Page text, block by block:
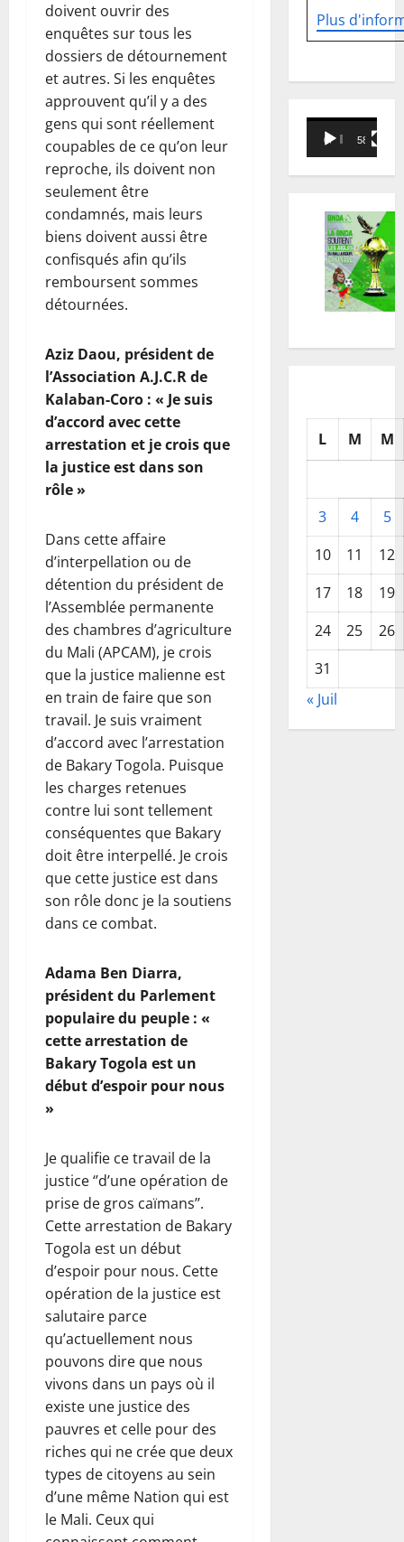
doivent ouvrir des
enquêtes sur tous les
dossiers de détournement
et autres. Si les enquêtes
approuvent qu’il y a des
gens qui sont réellement
coupables de ce qu’on leur
reproche, ils doivent non
seulement être
condamnés, mais leurs
biens doivent aussi être
confisqués afin qu’ils
remboursent sommes
détournées.
Aziz Daou, président de
l’Association A.J.C.R de
Kalaban-Coro : « Je suis
d’accord avec cette
arrestation et je crois que
la justice est dans son
rôle »
Dans cette affaire
d’interpellation ou de
détention du président de
l’Assemblée permanente
des chambres d’agriculture
du Mali (APCAM), je crois
que la justice malienne est
en train de faire que son
travail. Je suis vraiment
d’accord avec l’arrestation
de Bakary Togola. Puisque
les charges retenues
contre lui sont tellement
conséquentes que Bakary
doit être interpellé. Je crois
que cette justice est dans
son rôle donc je la soutiens
dans ce combat.
Adama Ben Diarra,
président du Parlement
populaire du peuple : «
cette arrestation de
Bakary Togola est un
début d’espoir pour nous
»
Je qualifie ce travail de la
justice ‘’d’une opération de
prise de gros caïmans’’.
Cette arrestation de Bakary
Togola est un début
d’espoir pour nous. Cette
opération de la justice est
salutaire parce
qu’actuellement nous
pouvons dire que nous
vivons dans un pays où il
existe une justice des
pauvres et celle pour des
riches qui ne crée que deux
types de citoyens au sein
d’une même Nation qui est
le Mali. Ceux qui
Plus
Lecteur
vidéo
00:00 58:18
L M M
3 4
5
10
11
12
17
18
19
24
25
26
31
« Juil